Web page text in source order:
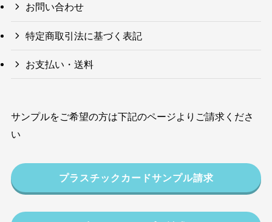
お問い合わせ
特定商取引法に基づく表記
お支払い・送料
サンプルをご希望の方は下記のページよりご請求くださ
い
プラスチックカードサンプル請求